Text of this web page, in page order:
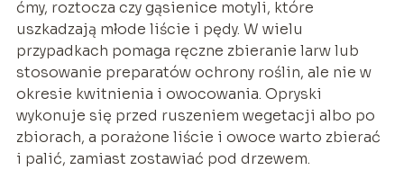
ćmy, roztocza czy gąsienice motyli, które
uszkadzają młode liście i pędy. W wielu
przypadkach pomaga ręczne zbieranie larw lub
stosowanie preparatów ochrony roślin, ale nie w
okresie kwitnienia i owocowania. Opryski
wykonuje się przed ruszeniem wegetacji albo po
zbiorach, a porażone liście i owoce warto zbierać
i palić, zamiast zostawiać pod drzewem.